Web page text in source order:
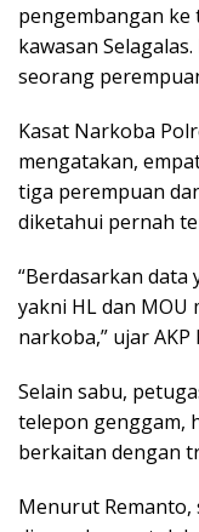
pengembangan ke
kawasan
seorang
Kasat Narkoba
mengatakan,
tiga perempuan
diketahui pernah
“Berdasarkan data
yakni HL dan MOU
narkoba,” ujar AKP
Selain sabu,
telepon genggam,
berkaitan dengan
Menurut